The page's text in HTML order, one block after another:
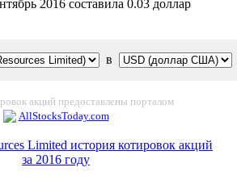
2016 составила 0.03 доллар
в
акций предоставлены порталом
AllStocksToday.com
Limited история котировок акций
за 2016 году